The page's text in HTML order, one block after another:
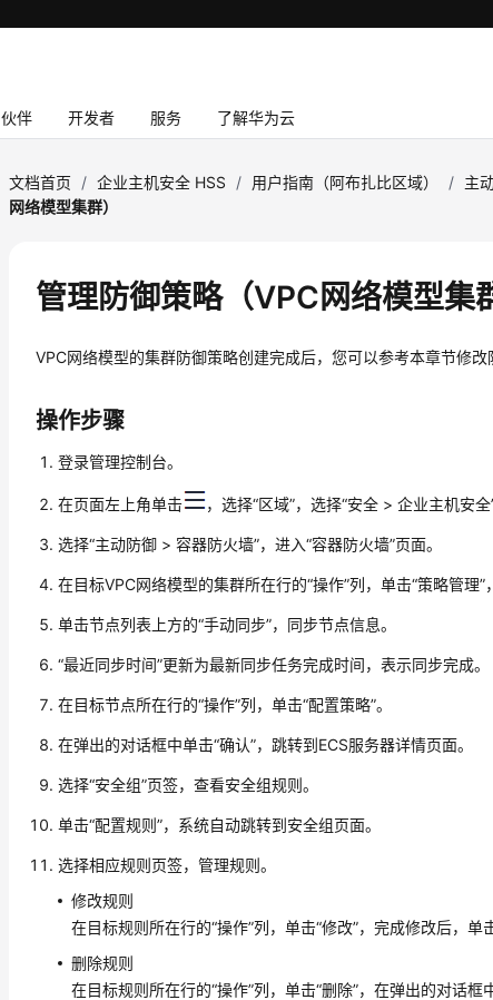
伙伴 开发者 服务 了解华为云
文档首页 / 企业主机安全 HSS / 用户指南（阿布扎比区域） / 主
网络模型集群）
管理防御策略（VPC网络模型集
VPC网络模型的集群防御策略创建完成后，您可以参考本章节修改
操作步骤
登录管理控制台。
在页面左上角单击 ，选择“区域”，选择“安全 >企业主机安全
选择“主动防御 >容器防火墙”，进入“容器防火墙”页面。
在目标VPC网络模型的集群所在行的“操作”列，单击“策略管理”
单击节点列表上方的“手动同步”，同步节点信息。
“最近同步时间”更新为最新同步任务完成时间，表示同步完成。
在目标节点所在行的“操作”列，单击“配置策略”。
在弹出的对话框中单击“确认”，跳转到ECS服务器详情页面。
选择“安全组”页签，查看安全组规则。
单击“配置规则”，系统自动跳转到安全组页面。
选择相应规则页签，管理规则。
修改规则
在目标规则所在行的“操作”列，单击“修改”，完成修改后，单
删除规则
在目标规则所在行的“操作”列，单击“删除”，在弹出的对话框